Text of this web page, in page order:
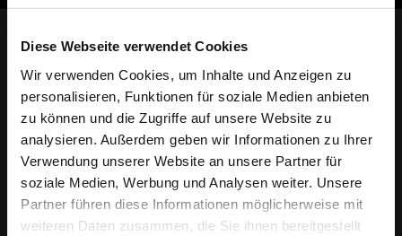
Diese Webseite verwendet Cookies
Wir verwenden Cookies, um Inhalte und Anzeigen zu
personalisieren, Funktionen für soziale Medien anbieten
zu können und die Zugriffe auf unsere Website zu
analysieren. Außerdem geben wir Informationen zu Ihrer
Verwendung unserer Website an unsere Partner für
soziale Medien, Werbung und Analysen weiter. Unsere
Partner führen diese Informationen möglicherweise mit
weiteren Daten zusammen, die Sie ihnen bereitgestellt
Protones, LLC
Zeppelinstraße 3
21337Lüneburg